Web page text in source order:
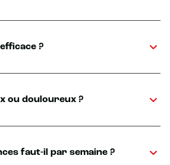
?
ou douloureux ?
faut-il par semaine ?